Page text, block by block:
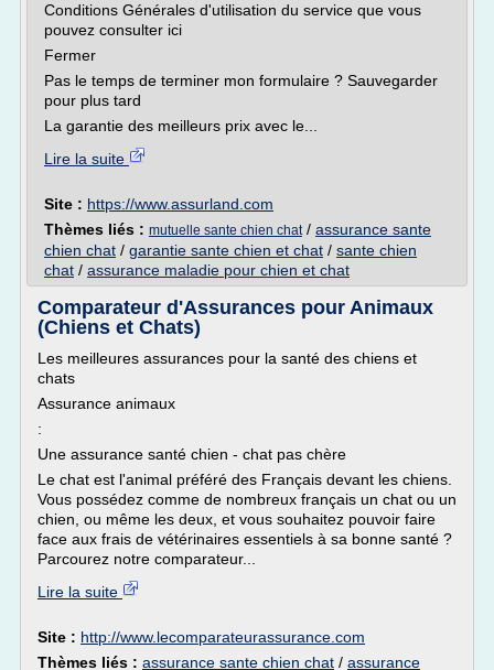
Conditions Générales d'utilisation du service que vous
pouvez consulter ici
Fermer
Pas le temps de terminer mon formulaire ? Sauvegarder
pour plus tard
La garantie des meilleurs prix avec le...
Lire la suite
Site : https://www.assurland.com
Thèmes liés : mutuelle sante chien chat/ assurance sante
chien chat / garantie sante chien et chat / sante chien
chat / assurance maladie pour chien et chat
Comparateur d'Assurances pour Animaux
(Chiens et Chats)
Les meilleures assurances pour la santé des chiens et
chats
Assurance animaux
:
Une assurance santé chien - chat pas chère
Le chat est l'animal préféré des Français devant les chiens.
Vous possédez comme de nombreux français un chat ou un
chien, ou même les deux, et vous souhaitez pouvoir faire
face aux frais de vétérinaires essentiels à sa bonne santé ?
Parcourez notre comparateur...
Lire la suite
Site : http://www.lecomparateurassurance.com
Thèmes liés : assurance sante chien chat / assurance